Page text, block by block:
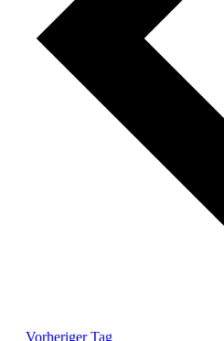
Vorheriger Tag